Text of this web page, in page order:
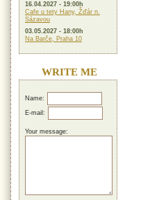
16.04.2027 - 19:00h
Cafe u tety Hany, Žďár n.
Sázavou
03.05.2027 - 18:00h
Na Barče, Praha 10
WRITE ME
Name:
E-mail:
Your message: